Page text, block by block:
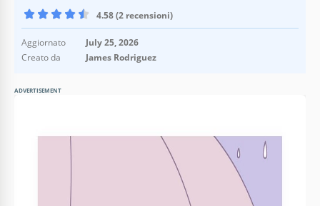
4.58 (2 recensioni)
Aggiornato
July 25, 2026
Creato da
James Rodriguez
ADVERTISEMENT